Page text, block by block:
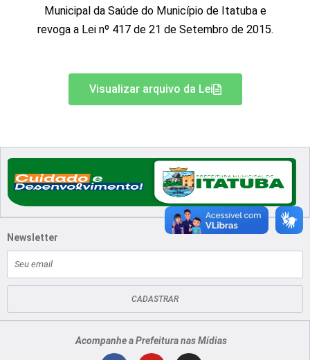
Municipal da Saúde do Município de Itatuba e
revoga a Lei nº 417 de 21 de Setembro de 2015.
Visualizar arquivo da Lei
Newsletter
mail
CADASTRAR
Acompanhe a Prefeitura nas Mídias